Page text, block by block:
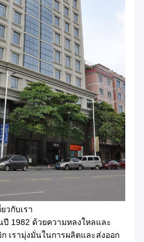
ยวกับเรา
1982 ด้วยความหลงใหลและ
เรามุ่งมั่นในการผลิตและส่งออก